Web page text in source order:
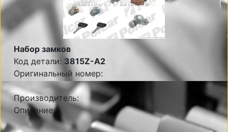
Набор замков
Код детали: 3815Z-A2
Оригинальный номер:
Производитель:
Описание: